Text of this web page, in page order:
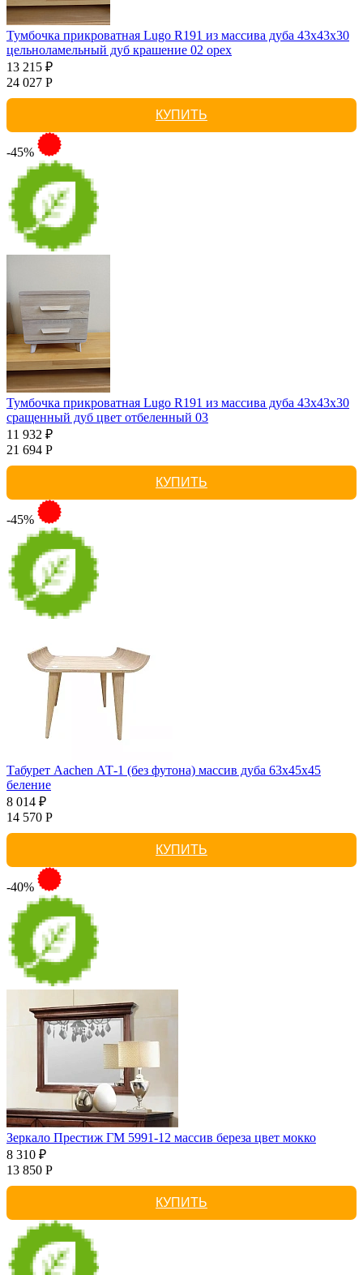
Тумбочка прикроватная Lugo R191 из массива дуба 43х43х30
цельноламельный дуб крашение 02 орех
13 215 ₽
24 027 Р
КУПИТЬ
-45%
Тумбочка прикроватная Lugo R191 из массива дуба 43х43х30
сращенный дуб цвет отбеленный 03
11 932 ₽
21 694 Р
КУПИТЬ
-45%
Табурет Aachen АТ-1 (без футона) массив дуба 63х45х45
беление
8 014 ₽
14 570 Р
КУПИТЬ
-40%
Зеркало Престиж ГМ 5991-12 массив береза цвет мокко
8 310 ₽
13 850 Р
КУПИТЬ